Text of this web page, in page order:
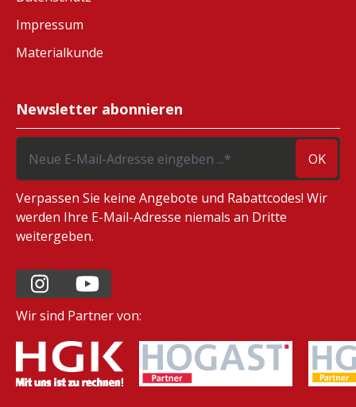
Impressum
Materialkunde
Newsletter abonnieren
OK
Verpassen Sie keine Angebote und Rabattcodes! Wir
werden Ihre E-Mail-Adresse niemals an Dritte
weitergeben.
Wir sind Partner von: